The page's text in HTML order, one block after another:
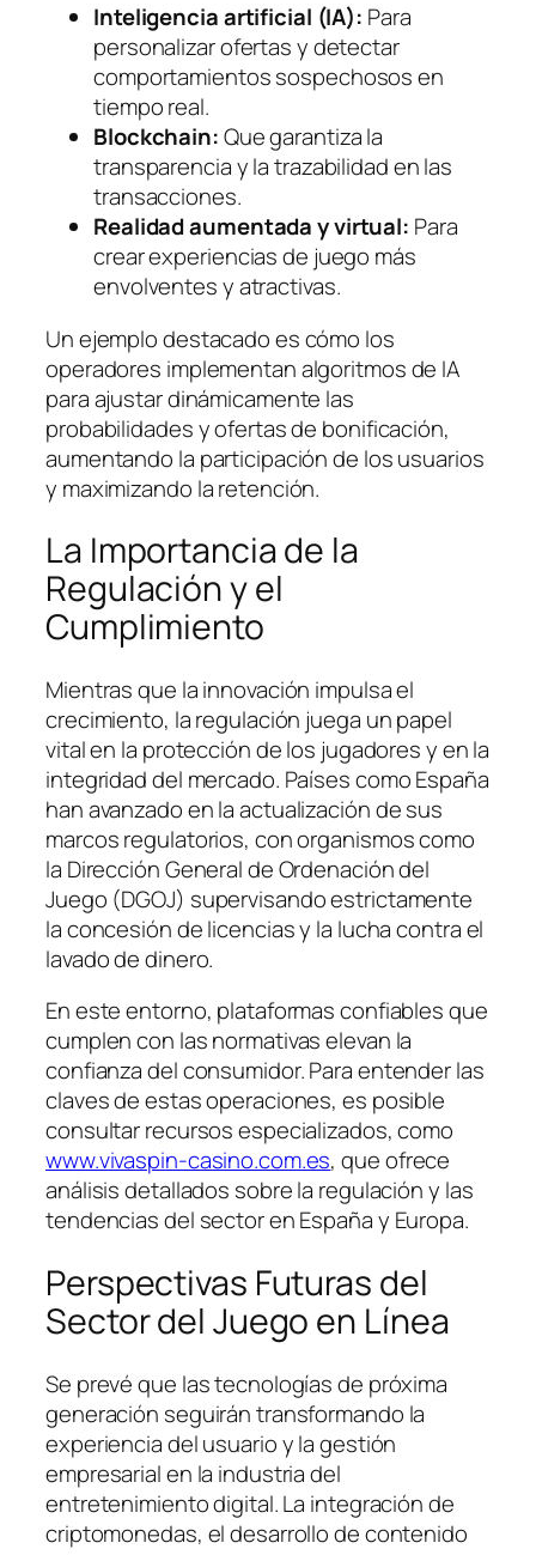
Inteligencia artificial (IA): Para
personalizar ofertas y detectar
comportamientos sospechosos en
tiempo real.
Blockchain:Que garantiza la
transparencia y la trazabilidad en las
transacciones.
Realidad aumentada y virtual: Para
crear experiencias de juego más
envolventes y atractivas.
Un ejemplo destacado es cómo los
operadores implementan algoritmos de IA
para ajustar dinámicamente las
probabilidades y ofertas de bonificación,
aumentando la participación de los usuarios
y maximizando la retención.
La Importancia de la
Regulación y el
Cumplimiento
Mientras que la innovación impulsa el
crecimiento, la regulación juega un papel
vital en la protección de los jugadores y en la
integridad del mercado. Países como España
han avanzado en la actualización de sus
marcos regulatorios, con organismos como
la Dirección General de Ordenación del
Juego (DGOJ) supervisando estrictamente
la concesión de licencias y la lucha contra el
lavado de dinero.
En este entorno, plataformas confiables que
cumplen con las normativas elevan la
confianza del consumidor. Para entender las
claves de estas operaciones, es posible
consultar recursos especializados, como
www.vivaspin-casino.com.es, que ofrece
análisis detallados sobre la regulación y las
tendencias del sector en España y Europa.
Perspectivas Futuras del
Sector del Juego en Línea
Se prevé que las tecnologías de próxima
generación seguirán transformando la
experiencia del usuario y la gestión
empresarial en la industria del
entretenimiento digital. La integración de
criptomonedas, el desarrollo de contenido